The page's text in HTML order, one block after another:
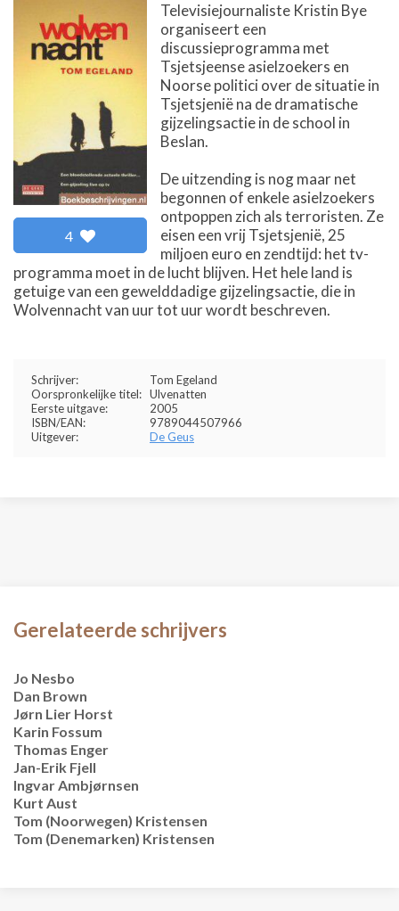
4
Televisiejournaliste Kristin Bye
organiseert een
discussieprogramma met
Tsjetsjeense asielzoekers en
Noorse politici over de situatie in
Tsjetsjenië na de dramatische
gijzelingsactie in de school in
Beslan.
De uitzending is nog maar net
begonnen of enkele asielzoekers
ontpoppen zich als terroristen. Ze
eisen een vrij Tsjetsjenië, 25
miljoen euro en zendtijd: het tv-
programma moet in de lucht blijven. Het hele land is
getuige van een gewelddadige gijzelingsactie, die in
Wolvennacht van uur tot uur wordt beschreven.
Schrijver:
Tom Egeland
Oorspronkelijke titel: Ulvenatten
Eerste uitgave:
2005
ISBN/EAN:
9789044507966
Uitgever:
De Geus
Gerelateerde schrijvers
Jo Nesbo
Dan Brown
Jørn Lier Horst
Karin Fossum
Thomas Enger
Jan-Erik Fjell
Ingvar Ambjørnsen
Kurt Aust
Tom (Noorwegen) Kristensen
Tom (Denemarken) Kristensen